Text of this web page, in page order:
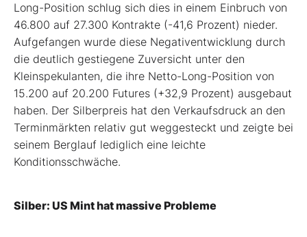
Long-Position schlug sich dies in einem Einbruch von
46.800 auf 27.300 Kontrakte (-41,6 Prozent) nieder.
Aufgefangen wurde diese Negativentwicklung durch
die deutlich gestiegene Zuversicht unter den
Kleinspekulanten, die ihre Netto-Long-Position von
15.200 auf 20.200 Futures (+32,9 Prozent) ausgebaut
haben. Der Silberpreis hat den Verkaufsdruck an den
Terminmärkten relativ gut weggesteckt und zeigte bei
seinem Berglauf lediglich eine leichte
Konditionsschwäche.
Silber: US Mint hat massive Probleme